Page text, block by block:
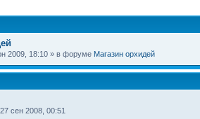
2009, 18:10 » в форуме Магазин орхидей
27 сен 2008, 00:51